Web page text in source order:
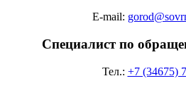
E-mail:
Специалист по
Тел.: +7 (34675)